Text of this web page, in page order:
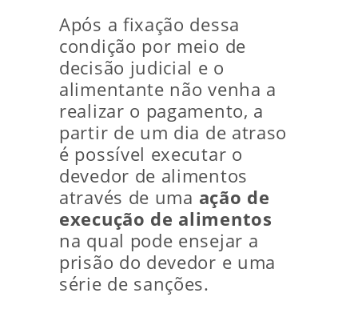
Após a fixação dessa
condição por meio de
decisão judicial e o
alimentante não venha a
realizar o pagamento, a
partir de um dia de atraso
é possível executar o
devedor de alimentos
através de uma ação de
execução de alimentos
na qual pode ensejar a
prisão do devedor e uma
série de sanções.